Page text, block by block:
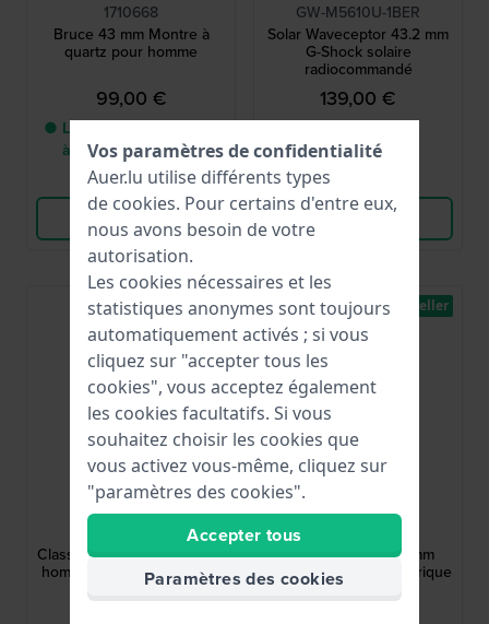
1710668
Bruce 43 mm Montre à
quartz pour homme
99,00 €
● Livraison entre 2 jours
à 3 jours ouvrables
Comparer
Voir les produits
GW-M5610U-1BER
Solar Waveceptor 43.2 mm
G-Shock solaire
radiocommandé
139,00 €
Voir les produits
Festina
Classic 39 mm Montre pour
homme en acier avec date
Best-seller
Vintage Edgy 36.8 mm
Montre de sport numérique
noire
Best-seller
Vos paramètres de confidentialité
Auer.lu utilise différents types
de cookies. Pour certains d'entre eux,
nous avons besoin de votre
autorisation.
Les cookies nécessaires et les
statistiques anonymes sont toujours
automatiquement activés ; si vous
cliquez sur "accepter tous les
cookies", vous acceptez également
les cookies facultatifs. Si vous
souhaitez choisir les cookies que
vous activez vous-même, cliquez sur
"paramètres des cookies".
Accepter tous
Paramètres des cookies